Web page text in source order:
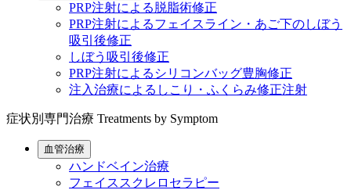
PRP注射による脱脂術修正
PRP注射によるフェイスライン・あご下のしぼう
吸引後修正
しぼう吸引後修正
PRP注射によるシリコンバッグ豊胸修正
注入治療によるしこり・ふくらみ修正注射
症状別専門治療 Treatments by Symptom
血管治療
ハンドベイン治療
フェイススクレロセラピー